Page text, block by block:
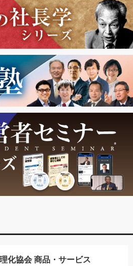
化協会 商品・サービス